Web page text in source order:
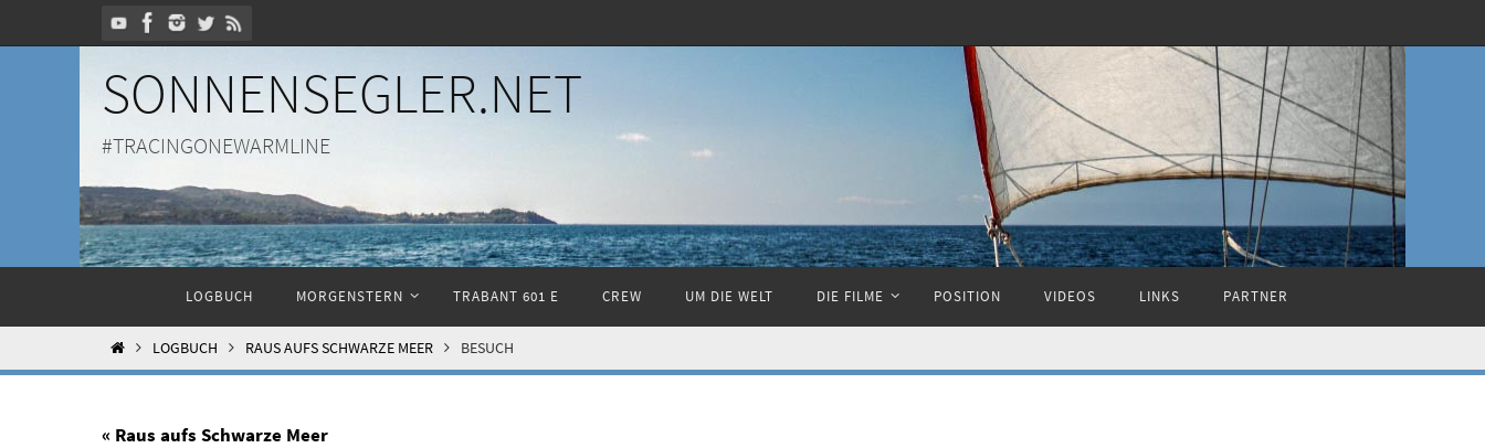
Inhalt
SONNENSEGLER.NET
#TRACINGONEWARMLINE
springen
LOGBUCH MORGENSTERN TRABANT 601 E CREW UM DIE WELT DIE FILME POSITION VIDEOS LINKS PARTNER
HOMELOGBUCH RAUS AUFS SCHWARZE MEER BESUCH
« Raus aufs Schwarze Meer